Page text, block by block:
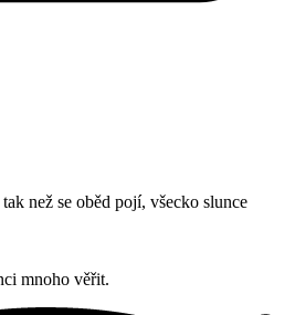
než se oběd pojí, všecko slunce
mnoho věřit.